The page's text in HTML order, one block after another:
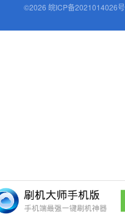
©2026 皖ICP备2021014026号